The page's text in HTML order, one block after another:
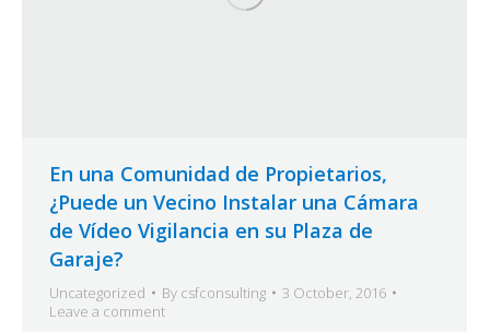
En una Comunidad de Propietarios,
¿Puede un Vecino Instalar una Cámara
de Vídeo Vigilancia en su Plaza de
Garaje?
Uncategorized By csfconsulting
3 October, 2016
Leave a comment